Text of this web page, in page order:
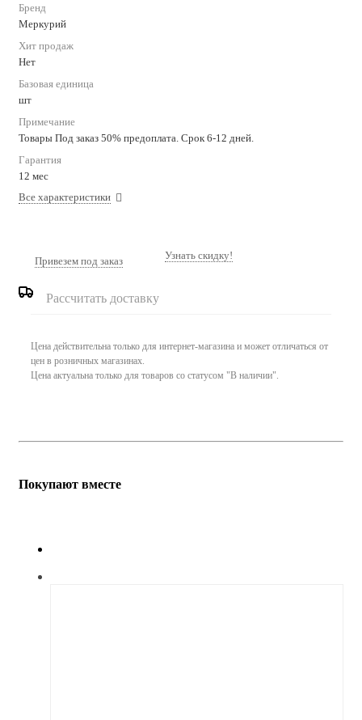
Бренд
Меркурий
Хит продаж
Нет
Базовая единица
шт
Примечание
Товары Под заказ 50% предоплата. Срок 6-12 дней.
Гарантия
12 мес
Все характеристики
Привезем под заказ Узнать скидку!
Рассчитать доставку
Цена действительна только для интернет-магазина и может отличаться от
цен в розничных магазинах.
Цена актуальна только для товаров со статусом "В наличии".
Покупают вместе